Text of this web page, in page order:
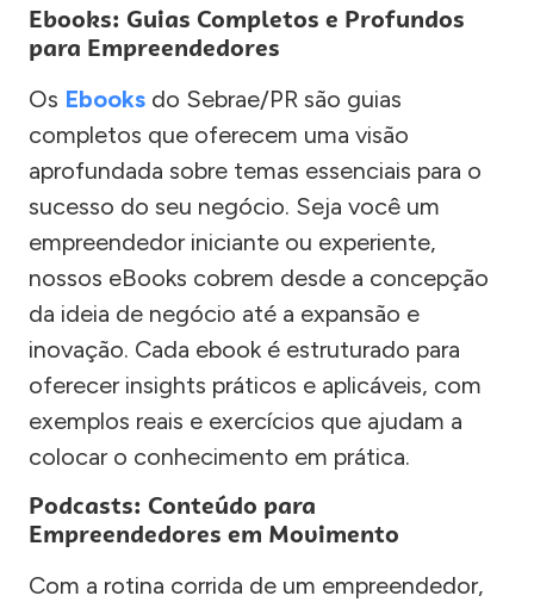
Ebooks: Guias Completos e Profundos
para Empreendedores
Os Ebooks do Sebrae/PR são guias
completos que oferecem uma visão
aprofundada sobre temas essenciais para o
sucesso do seu negócio. Seja você um
empreendedor iniciante ou experiente,
nossos eBooks cobrem desde a concepção
da ideia de negócio até a expansão e
inovação. Cada ebook é estruturado para
oferecer insights práticos e aplicáveis, com
exemplos reais e exercícios que ajudam a
colocar o conhecimento em prática.
Podcasts: Conteúdo para
Empreendedores em Movimento
Com a rotina corrida de um empreendedor,